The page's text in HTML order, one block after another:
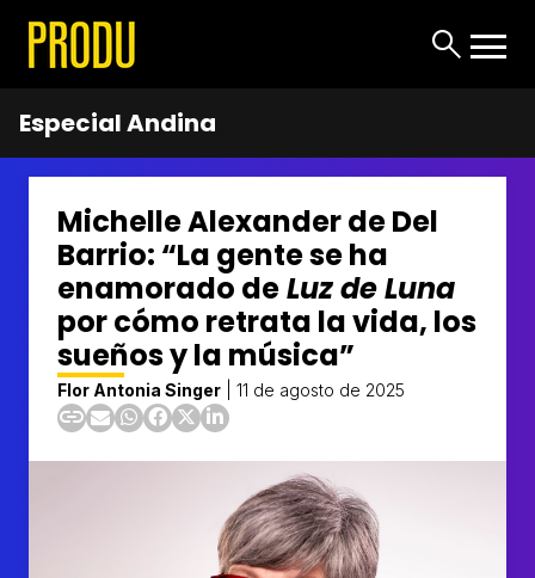
Especial Andina
Michelle Alexander de Del
Barrio: “La gente se ha
enamorado deLuz de Luna
por cómo retrata la vida, los
sueños y la música”
Flor Antonia Singer 11 de agosto de 2025